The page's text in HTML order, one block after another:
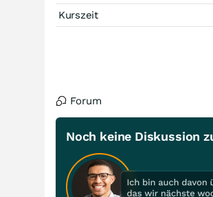
Kurszeit
Forum
Noch keine Diskussion